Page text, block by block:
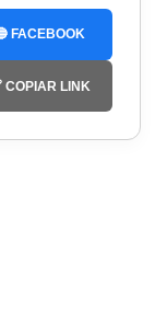
FACEBOOK
COPIAR LINK